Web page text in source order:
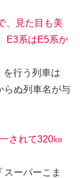
、見た目も美
E3系はE5系か
を行う列車は
らぬ列車名が与
されて320㎞
ーパーこま